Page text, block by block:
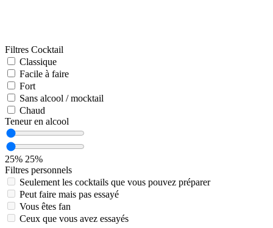
Filtres Cocktail
Classique
Facile à faire
Fort
Sans alcool / mocktail
Chaud
Teneur en alcool
25% 25%
Filtres personnels
Seulement les cocktails que vous pouvez préparer
Peut faire mais pas essayé
Vous êtes fan
Ceux que vous avez essayés